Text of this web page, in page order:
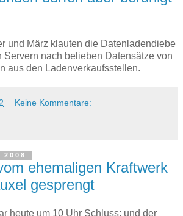
und März klauten die Datenladendiebe
Servern nach belieben Datensätze von
aus den Ladenverkaufsstellen.
Keine Kommentare:
ehemaligen Kraftwerk
gesprengt
heute um 10 Uhr Schluss; und der